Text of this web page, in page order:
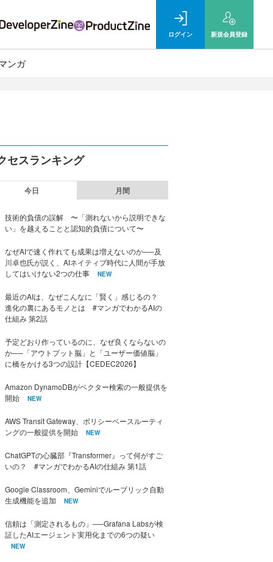
ログイン 新規会員登録
ンガ
セスランキング
今日 月間
技術的負債の誤解 〜「測れないから説明できな
い」を越えることと認知的負債について〜
なぜAIで速く作れても成果は増えないのか──及
川卓也氏が説く、AIネイティブ時代に人間が手放
してはいけない2つの仕事
NEW
最近のAIは、なぜこんなに「賢く」感じるの？
進化の裏にあるモノとは #マンガでわかるAIの
仕組み 第2話
予定どおり作っているのに、なぜ良くならないの
か──「アウトプット脳」と「ユーザー価値脳」
に橋をかける3つの設計【CEDEC2026】
Amazon DynamoDBがベクター検索の一般提供を
開始
NEW
AWS Transit Gateway、ポリシーベースルーティ
ングの一般提供を開始
NEW
ChatGPTの心臓部『Transformer』って何がすご
いの？ #マンガでわかるAIの仕組み 第1話
Google Classroom、Geminiでルーブリック自動
生成機能を追加
NEW
信頼は「測定されるもの」──Grafana Labsが検
証したAIエージェント実用化までの6つの疑い
NEW